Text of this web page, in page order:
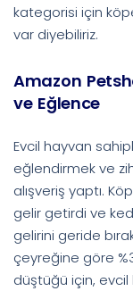
kategorisi için
var diyebiliriz.
Amazon
ve Eğlence
Evcil hayvan
eğlendirmek ve
alışveriş yaptı.
gelir getirdi ve
gelirini geride
çeyreğine göre
düştüğü için,